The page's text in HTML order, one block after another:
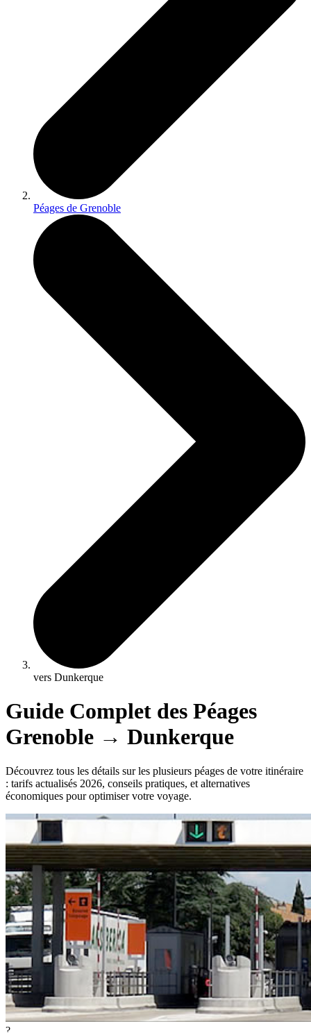
Péages de Grenoble
vers Dunkerque
Guide Complet des Péages
Grenoble → Dunkerque
Découvrez tous les détails sur les plusieurs péages de votre itinéraire
: tarifs actualisés 2026, conseils pratiques, et alternatives
économiques pour optimiser votre voyage.
?